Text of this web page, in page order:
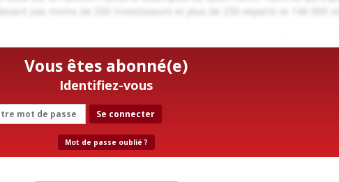
Vous êtes abonné(e)
Identifiez-vous
Se connecter
Mot de passe oublié ?